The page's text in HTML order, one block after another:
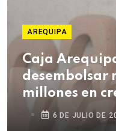
AREQUIPA
Caja
desembolsar
millones en
campaña de
6 DE JULIO DE